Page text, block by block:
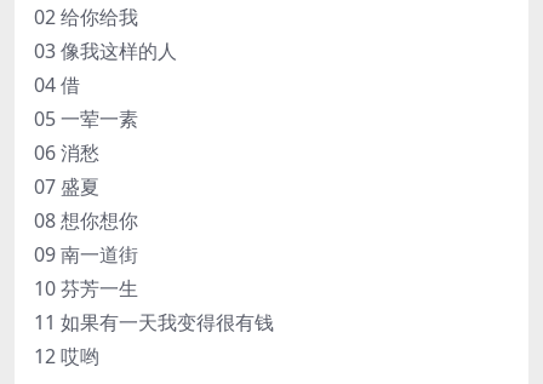
02 给你给我
03 像我这样的人
04 借
05 一荤一素
06 消愁
07 盛夏
08 想你想你
09 南一道街
10 芬芳一生
11 如果有一天我变得很有钱
12 哎哟